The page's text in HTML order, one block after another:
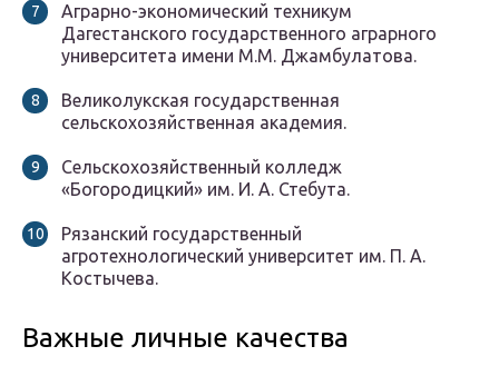
Аграрно-экономический техникум
Дагестанского государственного аграрного
университета имени М.М. Джамбулатова.
Великолукская государственная
сельскохозяйственная академия.
Сельскохозяйственный колледж
«Богородицкий» им. И. А. Стебута.
Рязанский государственный
агротехнологический университет им. П. А.
Костычева.
Важные личные качества